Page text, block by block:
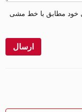
خود مطابق با خط مشی
ارسال